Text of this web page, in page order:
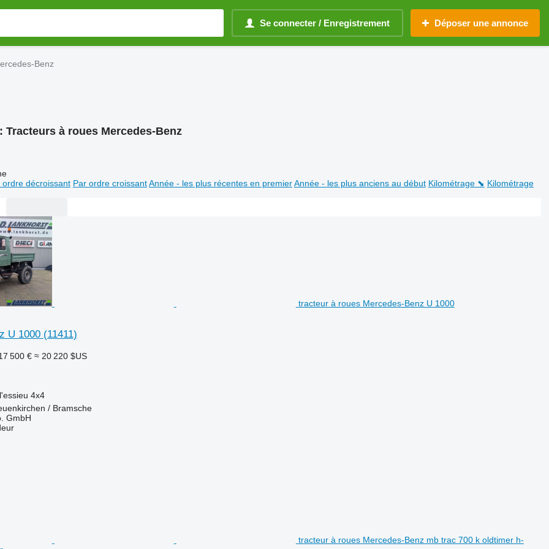
Se connecter / Enregistrement Déposer une annonce
Benz
Tracteurs à roues Mercedes-Benz
ordre décroissant Par ordre croissant Année - les plus récentes en premier Année - les plus anciens au début Kilométrage ⬊ Kilométrage
tracteur à roues Mercedes-Benz U 1000
U 1000 (11411)
500 € ≈ 20 220 $US
4x4
/ Bramsche
GmbH
tracteur à roues Mercedes-Benz mb trac 700 k oldtimer h-